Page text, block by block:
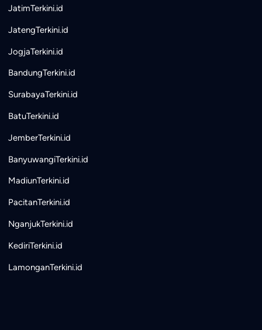
JatimTerkini.id
JatengTerkini.id
JogjaTerkini.id
BandungTerkini.id
SurabayaTerkini.id
BatuTerkini.id
JemberTerkini.id
BanyuwangiTerkini.id
MadiunTerkini.id
PacitanTerkini.id
NganjukTerkini.id
KediriTerkini.id
LamonganTerkini.id